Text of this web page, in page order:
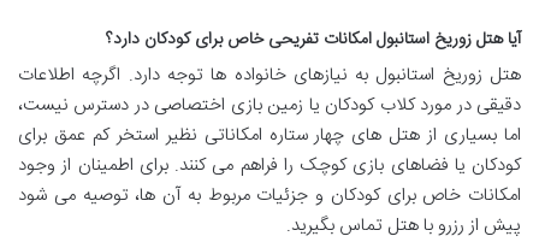
آیا هتل زوریخ استانبول امکانات تفریحی خاص برای کودکان دارد؟
هتل زوریخ استانبول به نیازهای خانواده ها توجه دارد. اگرچه اطلاعات
دقیقی در مورد کلاب کودکان یا زمین بازی اختصاصی در دسترس نیست،
اما بسیاری از هتل های چهار ستاره امکاناتی نظیر استخر کم عمق برای
کودکان یا فضاهای بازی کوچک را فراهم می کنند. برای اطمینان از وجود
امکانات خاص برای کودکان و جزئیات مربوط به آن ها، توصیه می شود
پیش از رزرو با هتل تماس بگیرید.